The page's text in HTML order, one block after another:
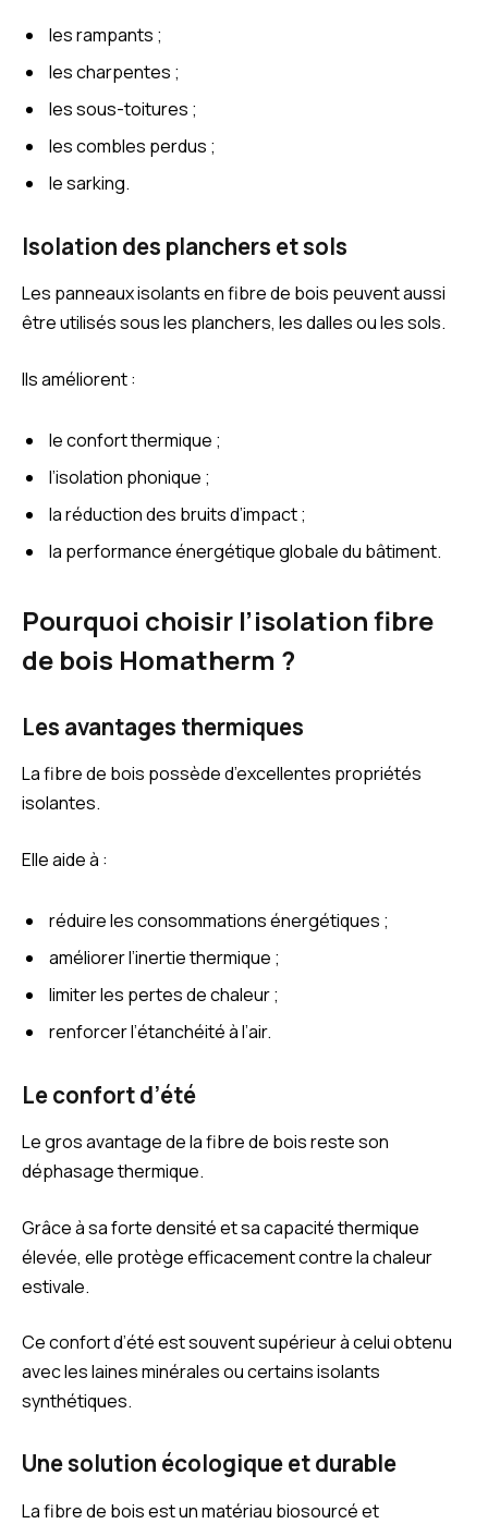
les rampants ;
les charpentes ;
les sous-toitures ;
les combles perdus ;
le sarking.
Isolation des planchers et sols
Les panneaux isolants en fibre de bois peuvent aussi
être utilisés sous les planchers, les dalles ou les sols.
Ils améliorent :
le confort thermique ;
l’isolation phonique ;
la réduction des bruits d’impact ;
la performance énergétique globale du bâtiment.
Pourquoi choisir l’isolation fibre
de bois Homatherm ?
Les avantages thermiques
La fibre de bois possède d’excellentes propriétés
isolantes.
Elle aide à :
réduire les consommations énergétiques ;
améliorer l’inertie thermique ;
limiter les pertes de chaleur ;
renforcer l’étanchéité à l’air.
Le confort d’été
Le gros avantage de la fibre de bois reste son
déphasage thermique.
Grâce à sa forte densité et sa capacité thermique
élevée, elle protège efficacement contre la chaleur
estivale.
Ce confort d’été est souvent supérieur à celui obtenu
avec les laines minérales ou certains isolants
synthétiques.
Une solution écologique et durable
La fibre de bois est un matériau biosourcé et